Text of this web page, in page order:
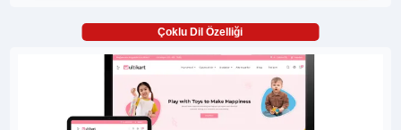
Çoklu Dil Özelliği